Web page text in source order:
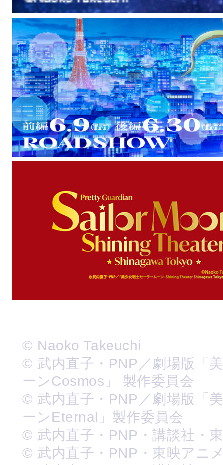
© Naoko Takeuchi
© 武内直子・PNP／劇場版「
ーンCosmos」 製作委員会
© 武内直子・PNP／劇場版「
ーンEternal」製作委員会
© 武内直子・PNP・講談社・
© 武内直子・PNP・東映アニ